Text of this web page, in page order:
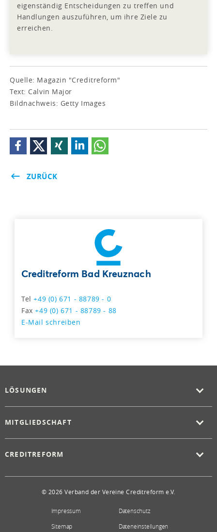
eigenständig Entscheidungen zu treffen und
Handlungen auszuführen, um ihre Ziele zu
erreichen.
Quelle: Magazin "Creditreform"
Text: Calvin Major
Bildnachweis: Getty Images
ZURÜCK
Creditreform Bad Kreuznach
Tel+49 (0) 671 - 88789 - 0
Fax+49 (0) 671 - 88789 - 88
E-Mail schreiben
LÖSUNGEN
MITGLIEDSCHAFT
CREDITREFORM
© 2026 Verband der Vereine Creditreform e.V.
Impressum
Datenschutz
Sitemap
Dateneinstellungen